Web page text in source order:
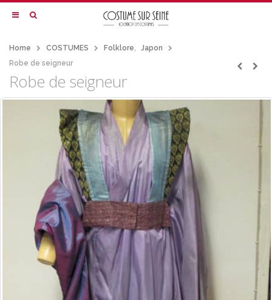
Home COSTUMES Folklore,
Japon
Robe de seigneur
Robe de seigneur